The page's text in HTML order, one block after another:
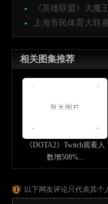
《英雄联盟》大魔
上海市民体育大联
相关图集推荐
《DOTA2》Twitch观看人
数增508%...
以下网友评论只代表其个